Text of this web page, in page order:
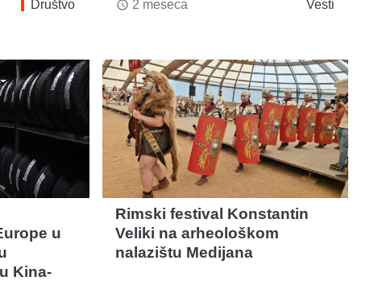
Društvo access_time 2 meseca Vesti
u
Kina-
Rimski festival Konstantin
Veliki na arheološkom
nalazištu Medijana